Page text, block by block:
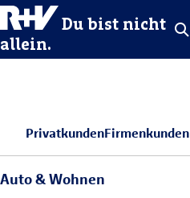
Du bist nicht
allein.
PrivatkundenFirmenkunden
Auto & Wohnen